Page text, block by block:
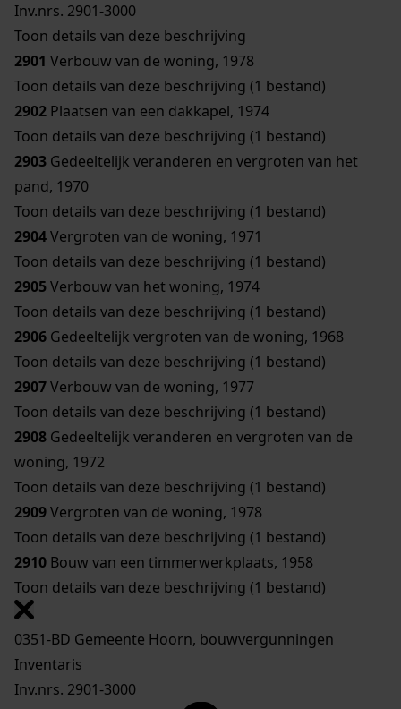
Inv.nrs. 2901-3000
Toon details van deze beschrijving
2901 Verbouw van de woning, 1978
Toon details van deze beschrijving (1 bestand)
2902 Plaatsen van een dakkapel, 1974
Toon details van deze beschrijving (1 bestand)
2903 Gedeeltelijk veranderen en vergroten van het
pand, 1970
Toon details van deze beschrijving (1 bestand)
2904Vergroten van de woning, 1971
Toon details van deze beschrijving (1 bestand)
2905Verbouw van het woning, 1974
Toon details van deze beschrijving (1 bestand)
2906 Gedeeltelijk vergroten van de woning, 1968
Toon details van deze beschrijving (1 bestand)
2907Verbouw van de woning, 1977
Toon details van deze beschrijving (1 bestand)
2908 Gedeeltelijk veranderen en vergroten van de
woning, 1972
Toon details van deze beschrijving (1 bestand)
2909Vergroten van de woning, 1978
Toon details van deze beschrijving (1 bestand)
2910 Bouw van een timmerwerkplaats, 1958
Toon details van deze beschrijving (1 bestand)
0351-BD Gemeente Hoorn, bouwvergunningen
Inventaris
Inv.nrs. 2901-3000